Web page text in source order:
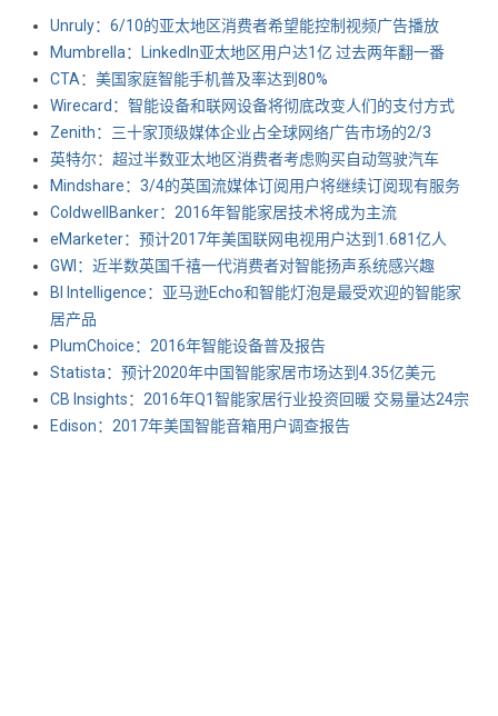
Unruly：6/10的亚太地区消费者希望能控制视频广告播放
Mumbrella：LinkedIn亚太地区用户达1亿 过去两年翻一番
CTA：美国家庭智能手机普及率达到80%
Wirecard：智能设备和联网设备将彻底改变人们的支付方式
Zenith：三十家顶级媒体企业占全球网络广告市场的2/3
英特尔：超过半数亚太地区消费者考虑购买自动驾驶汽车
Mindshare：3/4的英国流媒体订阅用户将继续订阅现有服务
ColdwellBanker：2016年智能家居技术将成为主流
eMarketer：预计2017年美国联网电视用户达到1.681亿人
GWI：近半数英国千禧一代消费者对智能扬声系统感兴趣
BI Intelligence：亚马逊Echo和智能灯泡是最受欢迎的智能家
居产品
PlumChoice：2016年智能设备普及报告
Statista：预计2020年中国智能家居市场达到4.35亿美元
CB Insights：2016年Q1智能家居行业投资回暖 交易量达24宗
Edison：2017年美国智能音箱用户调查报告